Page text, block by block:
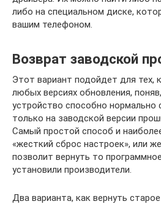
либо на специальном диске,
вашим телефоном.
Возврат заводской
Этот вариант подойдет для тех,
любых версиях обновления,
устройство способно нормально
только на заводской версии
Самый простой способ и
«жесткий сброс настроек», или
позволит вернуть то
установили производители.
Два варианта, как вернуть